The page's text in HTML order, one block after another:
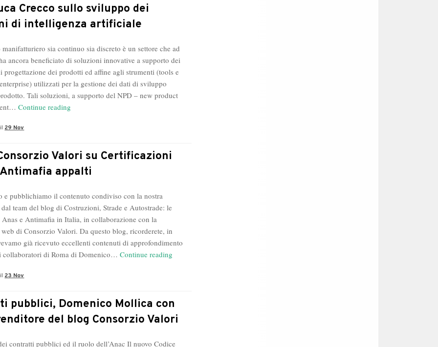
Crecco sullo sviluppo dei
di intelligenza artificiale
sia continuo sia discreto è un settore che ad
ancora beneficiato di soluzioni innovative a supporto dei
progettazione dei prodotti ed affine agli strumenti (tools e
utilizzati per la gestione dei dati di sviluppo
Tali soluzioni, a supporto del NPD – new product
Continue reading
dei
sistemi
di
artificiale
29 Nov
Valori su Certificazioni
Antimafia appalti
e pubblichiamo il contenuto condiviso con la nostra
team del blog di Costruzioni, Strade e Autostrade: le
Anas e Antimafia in Italia, in collaborazione con la
web di Consorzio Valori. Da questo blog, ricorderete, in
già ricevuto eccellenti contenuti di approfondimento
collaboratori di Roma di Domenico…Continue reading
Certificazioni
ISO
e
23 Nov
pubblici, Domenico Mollica con
del blog Consorzio Valori
contratti pubblici ed il ruolo dell’Anac Il nuovo Codice